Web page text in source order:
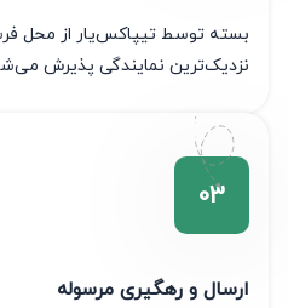
بسته توسط تیپاکس‌یار از محل
نزدیک‌ترین نمایندگی پذیرش
ارسال و رهگیری مرسوله